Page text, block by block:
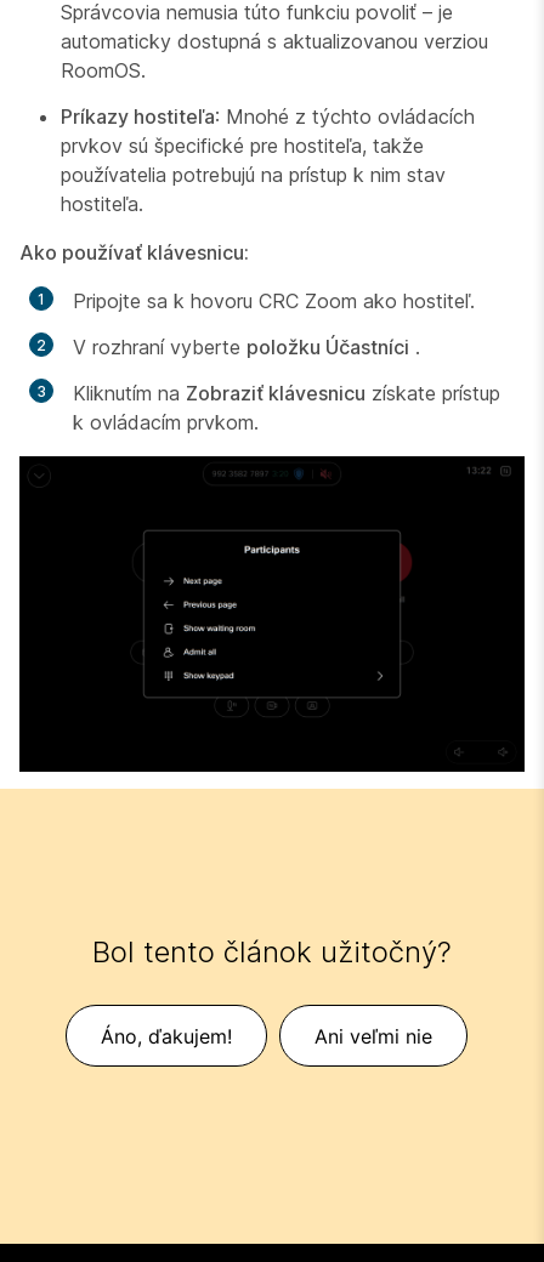
Správcovia nemusia túto funkciu povoliť – je
automaticky dostupná s aktualizovanou verziou
RoomOS.
Príkazy hostiteľa: Mnohé z týchto ovládacích
prvkov sú špecifické pre hostiteľa, takže
používatelia potrebujú na prístup k nim stav
hostiteľa.
Ako používať klávesnicu:
Pripojte sa k hovoru CRC Zoom ako hostiteľ.
V rozhraní vyberte položku Účastníci .
Kliknutím na Zobraziť klávesnicu získate prístup
k ovládacím prvkom.
Bol tento článok užitočný?
Áno, ďakujem! Ani veľmi nie